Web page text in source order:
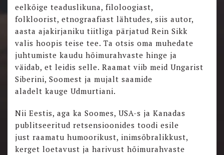
eelkõige teaduslikuna, filoloogiast,
folkloorist, etnograafiast lähtudes, siis autor,
aasta ajakirjaniku tiitliga pärjatud Rein Sikk
valis hoopis teise tee. Ta otsis oma muhedate
juhtumiste kaudu hõimurahvaste hinge ja
väidab, et leidis selle. Raamat viib meid Ungarist
Siberini, Soomest ja mujalt saamide
aladelt kauge Udmurtiani.
Nii Eestis, aga ka Soomes, USA-s ja Kanadas
publitseeritud retsensioonides toodi esile
just raamatu humoorikust, inimsõbralikkust,
kerget loetavust ja harivust hõimurahvaste